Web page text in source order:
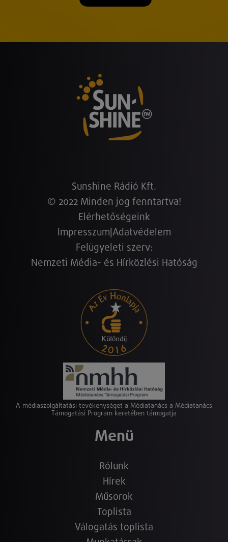
Sunshine Rádió Kft.
© 2022 Minden jog fenntartva!
Elérhetőségeink
Impresszum Adatvédelem
Felügyeleti szerv:
Nemzeti Média- és Hírközlési Hatóság
A médiaszolgáltatási tevékenységet a Médiatanács a Médiatanács
Támogatási Program keretében támogatja
Menü
Rólunk
Hírek
Műsorok
Toplista
Válogatás toplista